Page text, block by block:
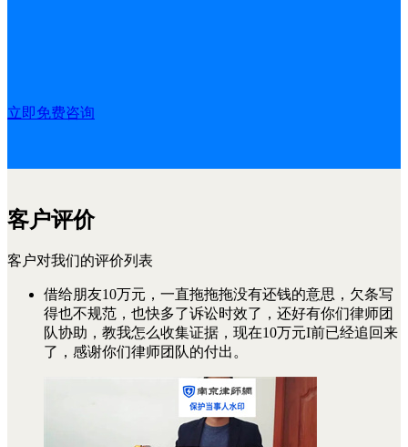
立即免费咨询
客户评价
客户对我们的评价列表
借给朋友10万元，一直拖拖拖没有还钱的意思，欠条写
得也不规范，也快多了诉讼时效了，还好有你们律师团
队协助，教我怎么收集证据，现在10万元I前已经追回来
了，感谢你们律师团队的付出。